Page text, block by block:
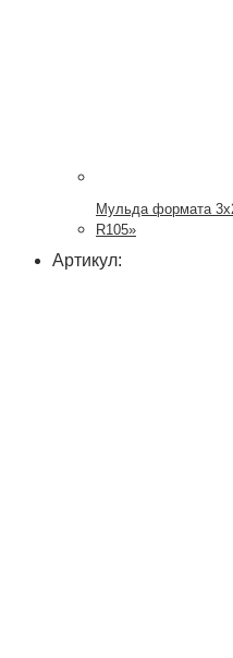
Мульда формата
R105»
Артикул: